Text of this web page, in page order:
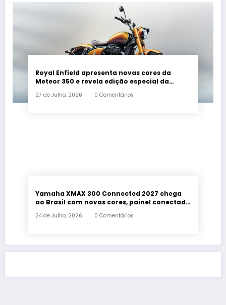
Royal Enfield apresenta novas cores da
Meteor 350 e revela edição especial da
27 de Julho, 2026 0 Comentários
Yamaha XMAX 300 Connected 2027 chega
ao Brasil com novas cores, painel conectado
24 de Julho, 2026 0 Comentários